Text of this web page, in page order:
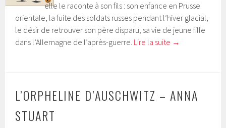
elle le raconte à son fils : son enfance en Prusse
orientale, la fuite des soldats russes pendant l’hiver glacial,
le désir de retrouver son père disparu, sa vie de jeune fille
dans l’Allemagne de l’après-guerre. Lire la suite →
L’ORPHELINE D’AUSCHWITZ – ANNA
STUART